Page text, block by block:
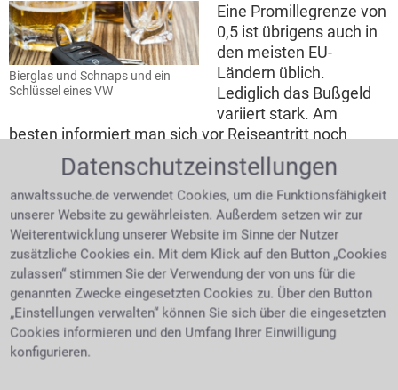
Bierglas und Schnaps und ein
Schlüssel eines VW
Eine Promillegrenze von
0,5 ist übrigens auch in
den meisten EU-
Ländern üblich.
Lediglich das Bußgeld
variiert stark. Am
besten informiert man sich vor Reiseantritt noch
einmal nach den aktuellen Grenzwerten.
Die allgemeine Promillegrenze liegt bei
unseren europäischen Nachbarn in
Belgien bei 0,5 ‰ (180 € Bußgeld)
Dänemark bei 0,5 ‰ (ein Monatsverdienst)
Finnland 0,5 ‰ (ab 15 Tagessätzen)
Frankreich 0,5 ‰ (ab 135 € Bußgeld)
Datenschutzeinstellungen
anwaltssuche.de verwendet Cookies, um die Funktionsfähigkeit
unserer Website zu gewährleisten. Außerdem setzen wir zur
Weiterentwicklung unserer Website im Sinne der Nutzer
zusätzliche Cookies ein. Mit dem Klick auf den Button „Cookies
zulassen“ stimmen Sie der Verwendung der von uns für die
genannten Zwecke eingesetzten Cookies zu. Über den Button
„Einstellungen verwalten“ können Sie sich über die eingesetzten
Cookies informieren und den Umfang Ihrer Einwilligung
konfigurieren.